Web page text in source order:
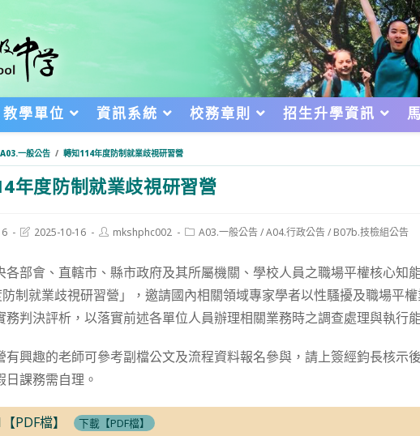
教學單位 資訊系統 校務章則 招生升學資訊
A03.一般公告 / 轉知114年度防制就業歧視研習營
年度防制就業歧視研習營
Post2025-10-16
Postmkshphc002
PostA03.一般公告/A04.行政公告/ B07b.技檢組公告
各部會、直轄市、縣市政府及其所屬機關、學校人員之職場平權核心知
防制就業歧視研習營」，邀請國內相關領域專家學者以性騷擾及職場平
務判決評析，以落實前述各單位人員辦理相關業務時之調查處理與執行
有興趣的老師可參考副檔公文及流程資料報名參與，請上簽經鈞長核示
日課務需自理。
PDF檔】 下載【PDF檔】